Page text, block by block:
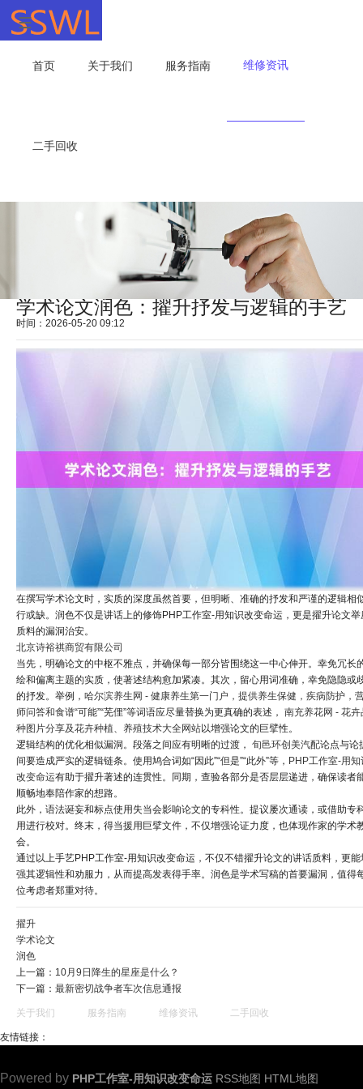
首页 关于我们 服务指南 维修资讯
二手回收
学术论文润色：擢升抒发与逻辑的手艺
时间：2026-05-20 09:12
在撰写学术论文时，实质的深度虽然首要，但明晰、准确的抒发和严谨的逻辑相
行或缺。润色不仅是讲话上的修饰PHP工作室-用知识改变命运，更是擢升论文举
质料的漏洞治安。
北京诗裕祺商贸有限公司
当先，明确论文的中枢不雅点，并确保每一部分皆围绕这一中心伸开。幸免冗长
绘和偏离主题的实质，使著述结构愈加紧凑。其次，留心用词准确，幸免隐隐或
的抒发。举例， 哈尔滨养生网 - 健康养生第一门户，提供养生保健，疾病防护，
师问答和食谱“可能”“芜俚”等词语应尽量替换为更真确的表述， 南充养花网 - 花卉
种图片分享及花卉种植、养殖技术大全网站以增强论文的巨擘性。
逻辑结构的优化相似漏洞。段落之间应有明晰的过渡， 旬邑环创美汽配论点与论
间要造成严实的逻辑链条。使用鸠合词如“因此”“但是”“此外”等， PHP工作室-用知
改变命运有助于擢升著述的连贯性。同期，查验各部分是否层层递进，确保读者
顺畅地奉陪作家的想路。
此外，语法诞妄和标点使用失当会影响论文的专科性。提议屡次通读，或借助专
用进行校对。终末，得当援用巨擘文件，不仅增强论证力度，也体现作家的学术
会。
通过以上手艺PHP工作室-用知识改变命运，不仅不错擢升论文的讲话质料，更能
强其逻辑性和劝服力，从而提高发表得手率。润色是学术写稿的首要漏洞，值得
位考虑者郑重对待。
擢升
学术论文
润色
上一篇： 10月9日降生的星座是什么？
下一篇： 最新密切战争者车次信息通报
关于我们 服务指南 维修资讯 二手回收
友情链接：
Powered by PHP工作室-用知识改变命运 RSS地图 HTML地图